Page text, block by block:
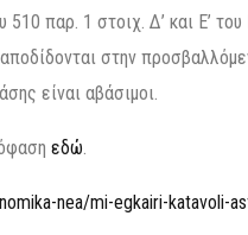
παρ. 1 στοιχ. Δ’ και Ε’
στην
είναι αβάσιμοι.
εδώ.
nea/mi-egkairi-katavoli-